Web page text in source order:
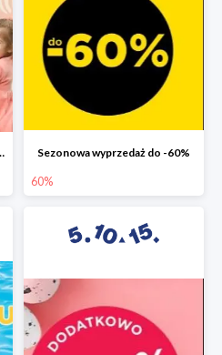
do -70% Sezonowa wyprzedaż do -60%
60%